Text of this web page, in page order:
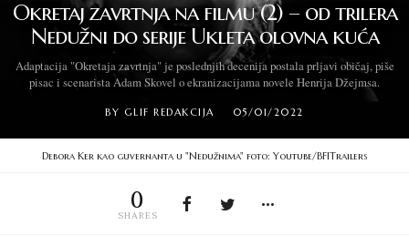
Okretaj zavrtnja na filmu (2) – od trilera
Nedužni do serije Ukleta olovna kuća
Adaptacija "Okretaja zavrtnja" je poslednjih decenija postala prljavi običaj, piše
pisac i scenarista Adam Skovel o ekranizacijama novele Henrija Džejmsa.
BY GLIF REDAKCIJA 05/01/2022
Debora Ker kao guvernanta u "Nedužnima" foto: Youtube/BFITrailers
0
SHARES